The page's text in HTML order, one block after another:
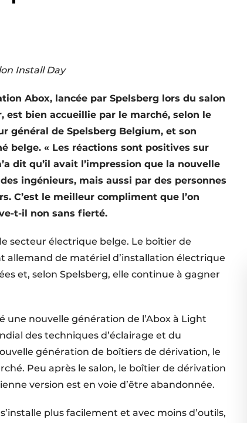
Install Day
Abox, lancée par Spelsberg lors du salon
bien accueillie par le marché, selon le
général de Spelsberg Belgium, et son
belge. « Les réactions sont positives sur
dit qu’il avait l’impression que la nouvelle
ingénieurs, mais aussi par des personnes
C’est le meilleur compliment que l’on
t-il non sans fierté.
secteur électrique belge. Le boîtier de
allemand de matériel d’installation électrique
et, selon Spelsberg, elle continue à gagner
une nouvelle génération de l’Abox à Light
des techniques d’éclairage et du
génération de boîtiers de dérivation, le
Peu après le salon, le boîtier de dérivation
version est en voie d’être abandonnée.
plus facilement et avec moins d’outils,